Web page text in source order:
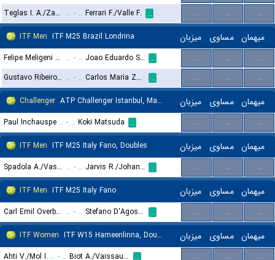
Teglas I. A./Zagars A.
.. - .. Ferrari F./Valle F. ... ... ...
...
ITF Men ITF M25 Brazil Londrina میزبان مساوی میهمان
Felipe Meligeni Rodrigues Alves .. - .. Joao Eduardo Schiessl ... ... ...
...
Gustavo Ribeiro de Almeida .. - .. Carlos Maria Zarate ... ... ...
...
Challenger ATP Challenger Istanbul, Main Draw میزبان مساوی میهمان
Paul Inchauspe .. - .. Koki Matsuda ... ... ...
...
ITF Men ITF M25 Italy Fano, Doubles میزبان مساوی میهمان
Spadola A./Vasa I. .. - .. Jarvis R./Johansson O. ... ... ...
...
ITF Men ITF M25 Italy Fano میزبان مساوی میهمان
Carl Emil Overbeck .. - .. Stefano D'Agostino ... ... ...
...
ITF Women ITF W15 Hameenlinna, Doubles میزبان مساوی میهمان
Ahti V./Mol I. .. - .. Biot A./Vaissaud D. ... ... ...
...